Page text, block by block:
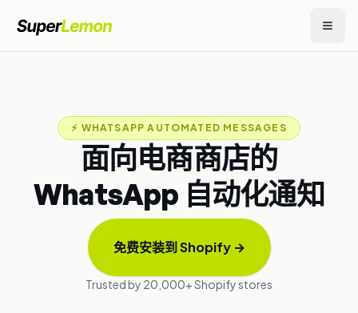
⚡ WHATSAPP AUTOMATED MESSAGES
面向电商商店的
WhatsApp 自动化通知
免费安装到 Shopify→
Trusted by 20,000+ Shopify stores